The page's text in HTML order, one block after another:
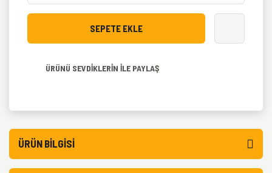
SEPETE EKLE
ÜRÜNÜ SEVDİKLERİN İLE PAYLAŞ
ÜRÜN BILGISI